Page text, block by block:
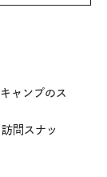
ャンプのス
問スナッ